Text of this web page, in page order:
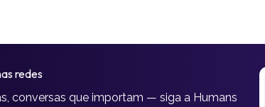
redes
conversas que importam — siga a Humans